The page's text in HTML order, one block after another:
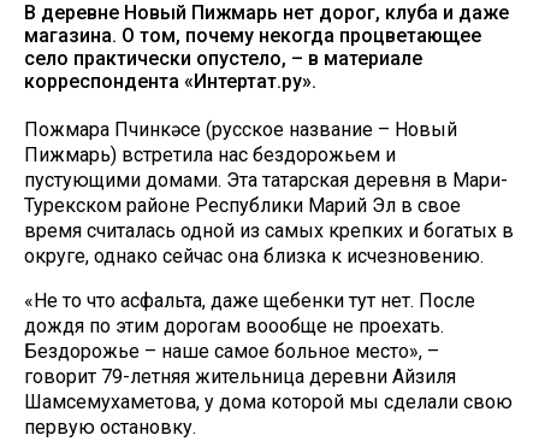
В деревне Новый Пижмарь нет дорог, клуба и даже
магазина. О том, почему некогда процветающее
село практически опустело, – в материале
корреспондента «Интертат.ру».
Пожмара Пүчинкәсе (русское название – Новый
Пижмарь) встретила нас бездорожьем и
пустующими домами. Эта татарская деревня в Мари-
Турекском районе Республики Марий Эл в свое
время считалась одной из самых крепких и богатых в
округе, однако сейчас она близка к исчезновению.
«Не то что асфальта, даже щебенки тут нет. После
дождя по этим дорогам воообще не проехать.
Бездорожье – наше самое больное место», –
говорит 79-летняя жительница деревни Айзиля
Шамсемухаметова, у дома которой мы сделали свою
первую остановку.